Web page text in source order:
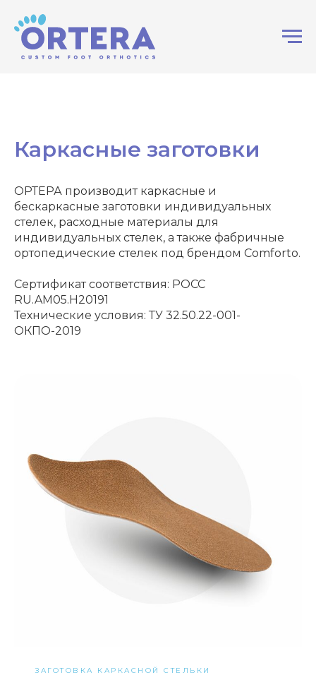
Каркасные заготовки
ОРТЕРА производит каркасные и
бескаркасные заготовки индивидуальных
стелек, расходные материалы для
индивидуальных стелек, а также фабричные
ортопедические стелек под брендом Comforto.
Сертификат соответствия: РОСС
RU.AM05.H20191
Технические условия: ТУ 32.50.22-001-
ОКПО-2019
ЗАГОТОВКА КАРКАСНОЙ СТЕЛЬКИ